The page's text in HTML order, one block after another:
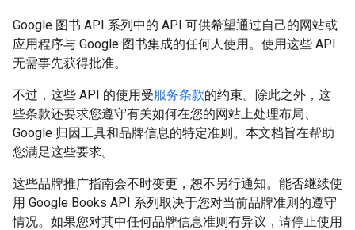
Google 图书 API 系列中的 API 可供希望通过自己的网站或
应用程序与 Google 图书集成的任何人使用。使用这些 API
无需事先获得批准。
不过，这些 API 的使用受服务条款的约束。除此之外，这
些条款还要求您遵守有关如何在您的网站上处理布局、
Google 归因工具和品牌信息的特定准则。本文档旨在帮助
您满足这些要求。
这些品牌推广指南会不时变更，恕不另行通知。能否继续使
用 Google Books API 系列取决于您对当前品牌准则的遵守
情况。如果您对其中任何品牌信息准则有异议，请停止使用